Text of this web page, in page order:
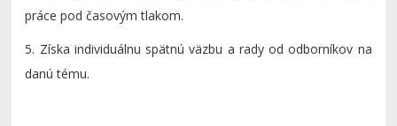
práce pod časovým tlakom.
5. Získa individuálnu spätnú väzbu a rady od odborníkov na
danú tému.